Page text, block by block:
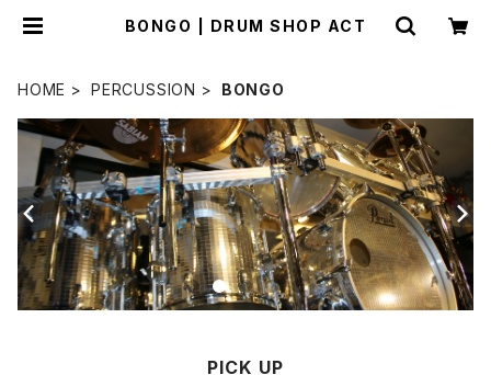
BONGO | DRUM SHOP ACT
HOME PERCUSSION BONGO
PICK UP